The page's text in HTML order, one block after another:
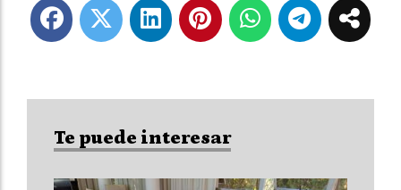
Te puede interesar